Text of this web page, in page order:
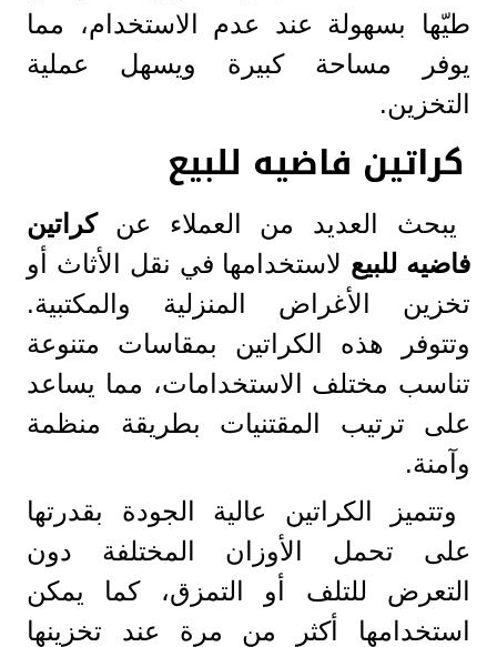
طيّها بسهولة عند عدم الاستخدام، مما
يوفر مساحة كبيرة ويسهل عملية
التخزين.
كراتين فاضيه للبيع
يبحث العديد من العملاء عنكراتين
فاضيه للبيع لاستخدامها في نقل الأثاث أو
تخزين الأغراض المنزلية والمكتبية.
وتتوفر هذه الكراتين بمقاسات متنوعة
تناسب مختلف الاستخدامات، مما يساعد
على ترتيب المقتنيات بطريقة منظمة
وآمنة.
وتتميز الكراتين عالية الجودة بقدرتها
على تحمل الأوزان المختلفة دون
التعرض للتلف أو التمزق، كما يمكن
استخدامها أكثر من مرة عند تخزينها